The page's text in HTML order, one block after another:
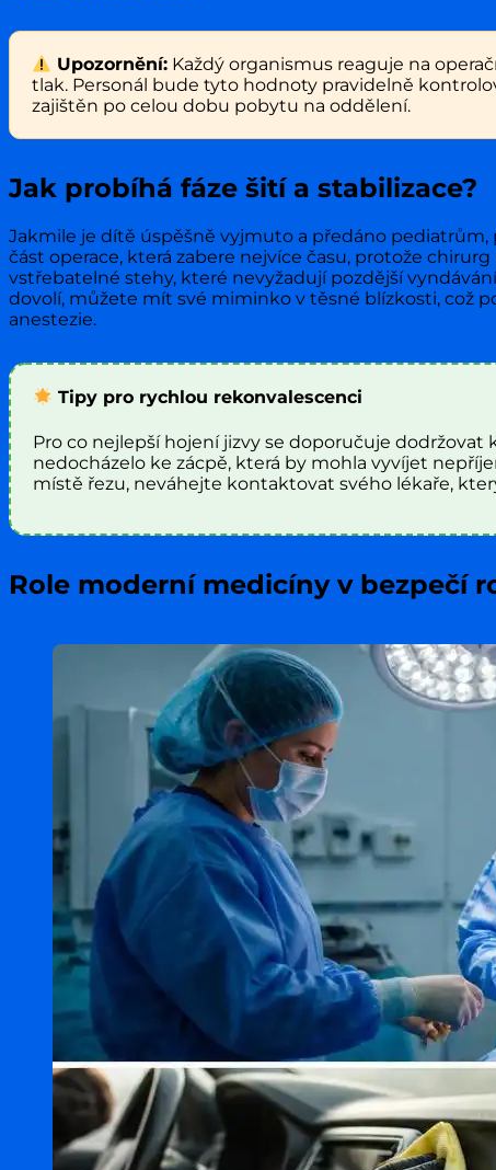
Upozornění: Každý organismus reaguje na
tlak. Personál bude tyto hodnoty pravidelně
zajištěn po celou dobu pobytu na oddělení.
Jak probíhá fáze šití a stabilizace?
Jakmile je dítě úspěšně vyjmuto a předáno pediatrům,
část operace, která zabere nejvíce času, protože
vstřebatelné stehy, které nevyžadují pozdější
dovolí, můžete mít své miminko v těsné blízkosti, což
anestezie.
Tipy pro rychlou rekonvalescenci
Pro co nejlepší hojení jizvy se doporučuje
nedocházelo ke zácpě, která by mohla vyvíjet
místě řezu, neváhejte kontaktovat svého lékaře,
Role moderní medicíny v bezpečí